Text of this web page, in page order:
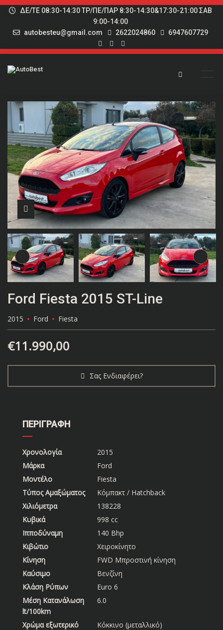
ΔΕ/ΤΕ 08:30-14:30 ΤΡ/ΠΕ/ΠΑΡ 8:30-14:30&17:30-21:00 ΣΑΒ
9:00-14:00
autobesteu@gmail.com
2622024860 6947607729
Ford Fiesta 2015 ST-Line
2015 Ford Fiesta
€11.990,00
Σας Ενδιαφέρει?
ΠΕΡΙΓΡΑΦΗ
Χρονολογία
2015
Μάρκα
Ford
Μοντέλο
Fiesta
Τύπος Αμαξώματος
Κόμπακτ / Hatchback
Χιλιόμετρα
138228
Κυβικά
998 cc
Ιπποδύναμη
140 Bhp
Κιβώτιο
Χειροκίνητο
Κίνηση
FWD Μπροστινή κίνηση
Καύσιμο
Βενζίνη
Κλάση Ρύπων
Euro 6
Μέση Κατανάλωση
lt/100km
6.0
Χρώμα εξωτερικό
Κόκκινο (μεταλλικό)